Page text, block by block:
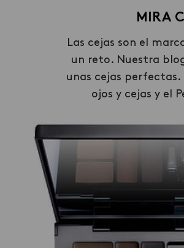
MIRA
Las cejas son el
un reto. Nuestra
unas cejas perfectas.
ojos y cejas y el